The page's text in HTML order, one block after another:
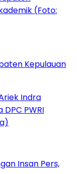
Kepulauan
Insan Pers,